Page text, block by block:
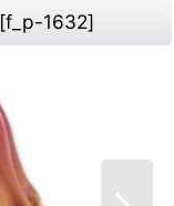
[f_p-1632]